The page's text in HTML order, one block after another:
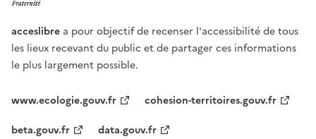
acceslibre a pour objectif de recenser l'accessibilité de tous
les lieux recevant du public et de partager ces informations
le plus largement possible.
www.ecologie.gouv.fr
cohesion-territoires.gouv.fr
beta.gouv.fr
data.gouv.fr